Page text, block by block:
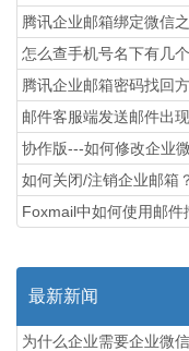
腾讯企业邮箱绑定微信
怎么查手机号名下有几
腾讯企业邮箱密码找回
邮件客服端发送邮件出
协作版---如何修改企业
如何关闭/注销企业邮箱
Foxmail中如何使用邮件
最新新闻
为什么企业需要企业微